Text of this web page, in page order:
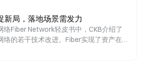
新局，落地场景需发力
络Fiber Network轻皮书中，CKB介绍了
络的若干技术改进。Fiber实现了资产在通
技术提高隐私性，解决了BTC闪电